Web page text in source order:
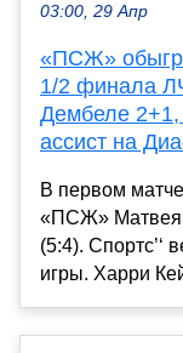
03:00, 29 Апр
«ПСЖ»
1/2 финала
Дембеле 2+1,
ассист на
В первом
«ПСЖ» Матвея
(5:4). Спортс’‘
игры. Харри